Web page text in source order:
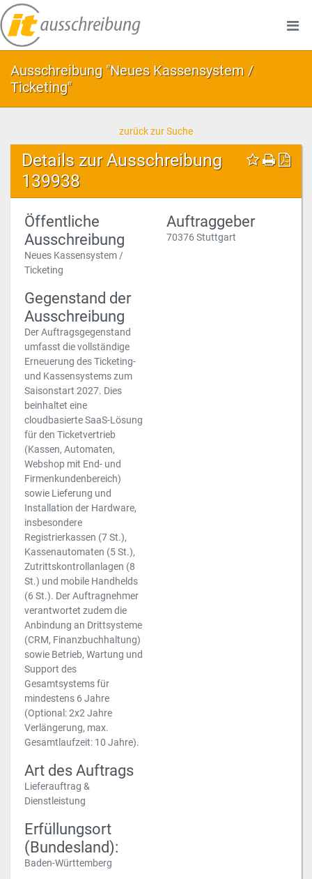
Ausschreibung "Neues Kassensystem /
Ticketing"
zurück zur Suche
Details zur Ausschreibung
139938
Öffentliche
Ausschreibung
Neues Kassensystem /
Ticketing
Gegenstand der
Ausschreibung
Der Auftragsgegenstand
umfasst die vollständige
Erneuerung des Ticketing-
und Kassensystems zum
Saisonstart 2027. Dies
beinhaltet eine
cloudbasierte SaaS-Lösung
für den Ticketvertrieb
(Kassen, Automaten,
Webshop mit End- und
Firmenkundenbereich)
sowie Lieferung und
Installation der Hardware,
insbesondere
Registrierkassen (7 St.),
Kassenautomaten (5 St.),
Zutrittskontrollanlagen (8
St.) und mobile Handhelds
(6 St.). Der Auftragnehmer
verantwortet zudem die
Anbindung an Drittsysteme
(CRM, Finanzbuchhaltung)
sowie Betrieb, Wartung und
Support des
Gesamtsystems für
mindestens 6 Jahre
(Optional: 2x2 Jahre
Verlängerung, max.
Gesamtlaufzeit: 10 Jahre).
Art des Auftrags
Lieferauftrag &
Dienstleistung
Erfüllungsort
(Bundesland):
Baden-Württemberg
Auftraggeber
70376 Stuttgart